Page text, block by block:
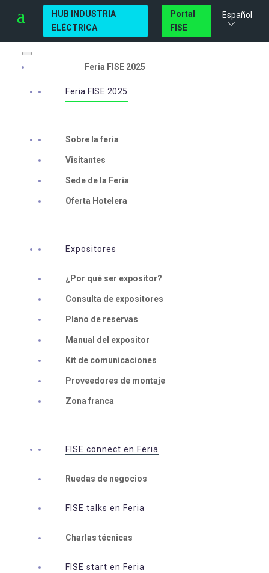
HUB INDUSTRIA
ELÉCTRICA
Portal
FISE
Español
Feria FISE 2025
Feria FISE 2025
Sobre la feria
Visitantes
Sede de la Feria
Oferta Hotelera
Expositores
¿Por qué ser expositor?
Consulta de expositores
Plano de reservas
Manual del expositor
Kit de comunicaciones
Proveedores de montaje
Zona franca
FISE connect en Feria
Ruedas de negocios
FISE talks en Feria
Charlas técnicas
FISE start en Feria